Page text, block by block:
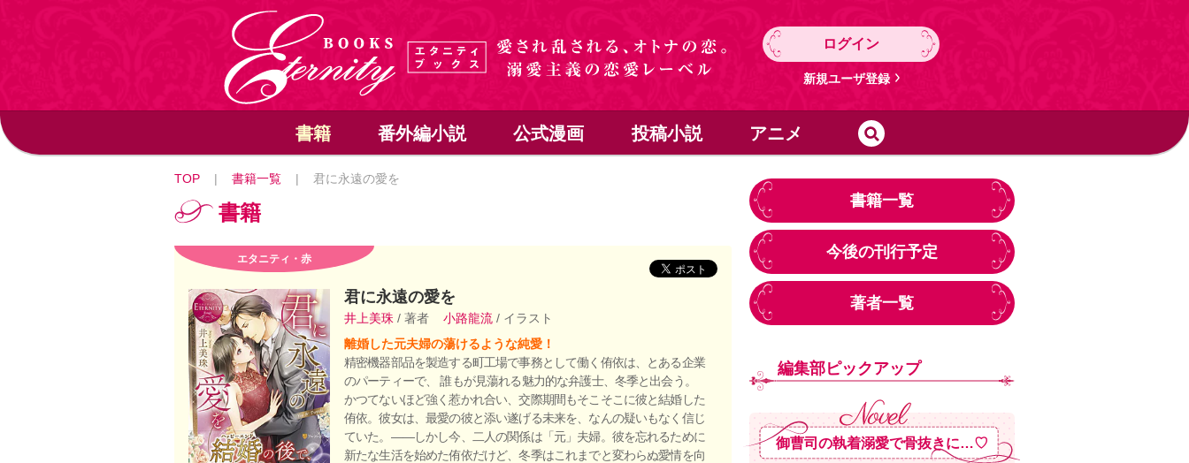
ログイン
新規ユーザ登録
書籍 番外編小説 公式漫画 投稿小説 アニメ
TOP | 書籍一覧 | 君に永遠の愛を
書籍
エタニティ・赤
君に永遠の愛を
井上美珠 / 著者 小路龍流 / イラスト
離婚した元夫婦の蕩けるような純愛！
精密機器部品を製造する町工場で事務として働く侑依は、とある企業
のパーティーで、 誰もが見蕩れる魅力的な弁護士、冬季と出会う。
かつてないほど強く惹かれ合い、交際期間もそこそこに彼と結婚した
侑依。彼女は、最愛の彼と添い遂げる未来を、なんの疑いもなく信じ
ていた。――しかし今、二人の関係は「元」夫婦。彼を忘れるために
新たな生活を始めた侑依だけど、冬季はこれまでと変わらぬ愛情を向
書籍一覧
今後の刊行予定
著者一覧
編集部ピックアップ
御曹司の執着溺愛で骨抜きに…♡